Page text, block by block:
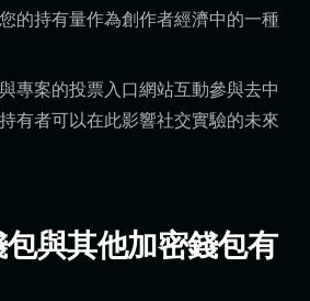
的持有量作為創作者經濟中的一種
專案的投票入口網站互動參與去中
有者可以在此影響社交實驗的未來
與其他加密錢包有